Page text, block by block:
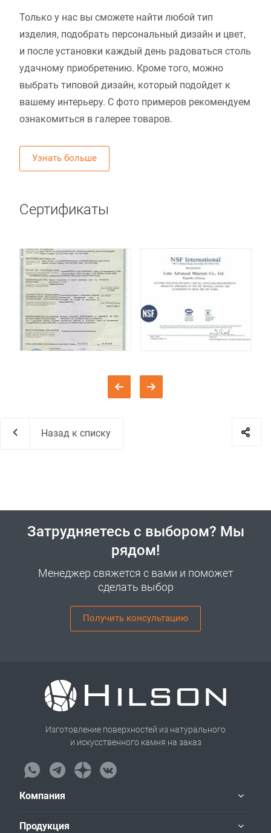
Только у нас вы сможете найти любой тип
изделия, подобрать персональный дизайн и цвет,
и после установки каждый день радоваться столь
удачному приобретению. Кроме того, можно
выбрать типовой дизайн, который подойдет к
вашему интерьеру. С фото примеров рекомендуем
ознакомиться в галерее товаров.
Узнать больше
Сертификаты
Назад к списку
Затрудняетесь с выбором? Мы
рядом!
Менеджер свяжется с вами и поможет
сделать выбор
Получить консультацию
Изготовление поверхностей из натурального
и искусственного камня на заказ
Компания
Продукция